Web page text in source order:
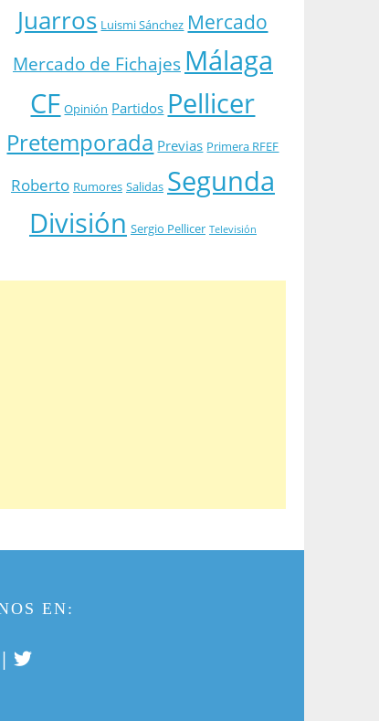
Juarros Luismi Sánchez Mercado
Mercado de Fichajes Málaga
CF Opinión Partidos Pellicer
Pretemporada Previas Primera RFEF
Roberto Rumores Salidas Segunda
División Sergio Pellicer Televisión
EN: